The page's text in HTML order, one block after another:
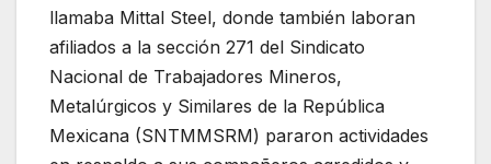
llamaba Mittal Steel, donde también laboran
afiliados a la sección 271 del Sindicato
Nacional de Trabajadores Mineros,
Metalúrgicos y Similares de la República
Mexicana (SNTMMSRM) pararon actividades